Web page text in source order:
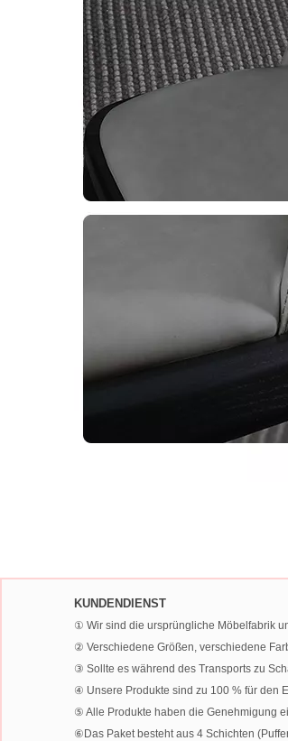
KUNDENDIENST
① Wir sind die ursprüngliche Möbelfabrik
② Verschiedene Größen, verschiedene
③ Sollte es während des Transports zu
④ Unsere Produkte sind zu 100 % für den
⑤ Alle Produkte haben die Genehmigung
⑥Das Paket besteht aus 4 Schichten